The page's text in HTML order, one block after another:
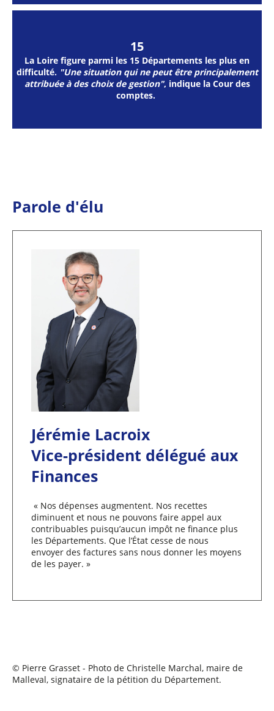
15
La Loire figure parmi les 15 Départements les plus en
difficulté. "Une situation qui ne peut être principalement
attribuée à des choix de gestion", indique la Cour des
comptes.
Parole d'élu
Jérémie Lacroix
Vice-président délégué aux
Finances
« Nos dépenses augmentent. Nos recettes
diminuent et nous ne pouvons faire appel aux
contribuables puisqu’aucun impôt ne finance plus
les Départements. Que l’État cesse de nous
envoyer des factures sans nous donner les moyens
de les payer. »
© Pierre Grasset - Photo de Christelle Marchal, maire de
Malleval, signataire de la pétition du Département.